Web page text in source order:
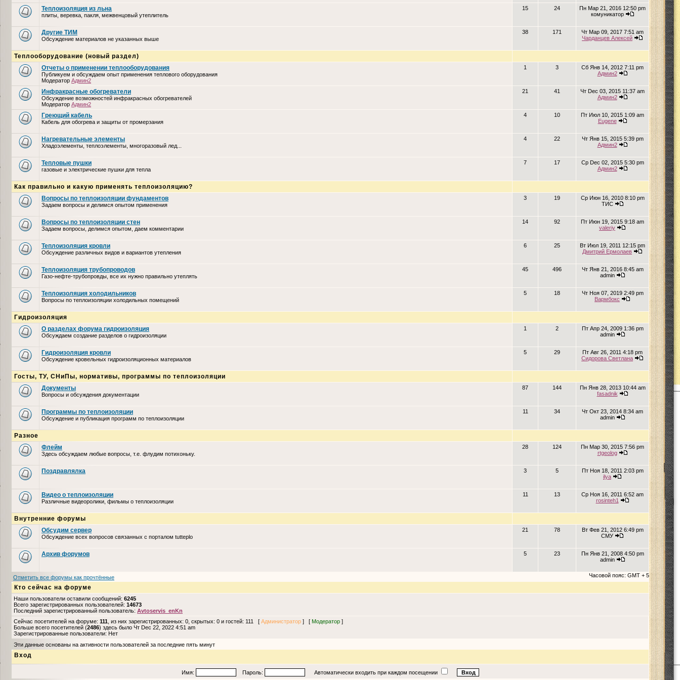
Теплоизоляция из льна
плиты, веревка, пакля, межвенцовый утеплитель
15 24
Пн Мар 21, 2016 12:50 pm
комуникатор
Другие ТИМ
Обсуждение материалов не указанных выше
38 171
Чт Мар 09, 2017 7:51 am
Чарданцев Алексей
Теплооборудование (новый раздел)
Отчеты о применении теплооборудования
Публикуем и обсуждаем опыт применения теплового оборудования
Модератор Админ2
1 3
Сб Янв 14, 2012 7:11 pm
Админ2
Инфракрасные обогреватели
Обсуждение возможностей инфракрасных обогревателей
Модератор Админ2
21 41
Чт Dec 03, 2015 11:37 am
Админ2
Греющий кабель
Кабель для обогрева и защиты от промерзания
4 10
Пт Июл 10, 2015 1:09 am
Eugene
Нагревательные элементы
Хладоэлементы, теплоэлементы, многоразовый лед...
4 22
Чт Янв 15, 2015 5:39 pm
Админ2
Тепловые пушки
газовые и электрические пушки для тепла
7 17
Ср Dec 02, 2015 5:30 pm
Админ2
Как правильно и какую применять теплоизоляцию?
Вопросы по теплоизоляции фундаментов
Задаем вопросы и делимся опытом применения
3 19
Ср Июн 16, 2010 8:10 pm
ТИС
Вопросы по теплоизоляции стен
Задаем вопросы, делимся опытом, даем комментарии
14 92
Пт Июн 19, 2015 9:18 am
valeriy
Теплоизоляция кровли
Обсуждение различных видов и вариантов утепления
6 25
Вт Июл 19, 2011 12:15 pm
Дмитрий Ермолаев
Теплоизоляция трубопроводов
Газо-нефте-трубопровды, все их нужно правильно утеплять
45 496
Чт Янв 21, 2016 8:45 am
admin
Теплоизоляция холодильников
Вопросы по теплоизоляции холодильных помещений
5 18
Чт Ноя 07, 2019 2:49 pm
Вармбокс
Гидроизоляция
О разделах форума гидроизоляция
Обсуждаем создание разделов о гидроизоляции
1 2
Пт Апр 24, 2009 1:36 pm
admin
Гидроизоляция кровли
Обсуждение кровельных гидроизоляционных материалов
5 29
Пт Авг 26, 2011 4:18 pm
Сидорова Светлана
Госты, ТУ, СНиПы, нормативы, программы по теплоизоляции
Документы
Вопросы и обсуждения документации
87 144
Пн Янв 28, 2013 10:44 am
fasadnik
Программы по теплоизоляции
Обсуждение и публикация программ по теплоизоляции
11 34
Чт Окт 23, 2014 8:34 am
admin
Разное
Флейм
Здесь обсуждаем любые вопросы, т.е. флудим потихоньку.
28 124
Пн Мар 30, 2015 7:56 pm
rtgeolog
Поздравлялка 3 5
Пт Ноя 18, 2011 2:03 pm
ilya
Видео о теплоизоляции
Различные видеоролики, фильмы о теплоизоляции
11 13
Ср Ноя 16, 2011 6:52 am
rosinteh1
Внутренние форумы
Обсудим сервер
Обсуждение всех вопросов связанных с порталом tutteplo
21 78
Вт Фев 21, 2012 6:49 pm
СМУ
Архив форумов 5 23
Пн Янв 21, 2008 4:50 pm
admin
Отметить все форумы как прочтённые Часовой пояс: GMT + 5
Кто сейчас на форуме
Наши пользователи оставили сообщений: 6245
Всего зарегистрированных пользователей: 14673
Последний зарегистрированный пользователь: Avtoservis_enKn
Сейчас посетителей на форуме: 111 , из них зарегистрированных: 0, скрытых: 0 и гостей: 111 [ Администратор ] [ Модератор ]
Больше всего посетителей (2486) здесь было Чт Dec 22, 2022 4:51 am
Зарегистрированные пользователи: Нет
Эти данные основаны на активности пользователей за последние пять минут
Вход
Имя: Пароль: Автоматически входить при каждом посещении